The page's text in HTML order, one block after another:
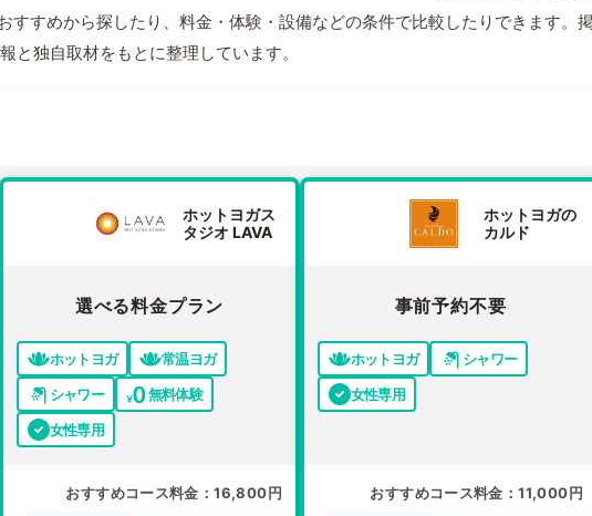
すすめから探したり、料金・体験・設備などの条件で比較したりできます。
と独自取材をもとに整理しています。
ホットヨガス
タジオ LAVA
選べる料金プラン
ホットヨガ
常温ヨガ
シャワー
無料体験
女性専用
おすすめコース料金 16,800円
ホットヨガの
カルド
事前予約不要
ホットヨガ
シャワー
女性専用
おすすめコース料金 11,000円